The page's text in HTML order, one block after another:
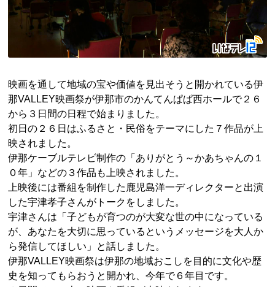
映画を通して地域の宝や価値を見出そうと開かれている伊
那VALLEY映画祭が伊那市のかんてんぱぱ西ホールで２６
から３日間の日程で始まりました。
初日の２６日はふるさと・民俗をテーマにした７作品が上
映されました。
伊那ケーブルテレビ制作の「ありがとう～かあちゃんの１
０年」などの３作品も上映されました。
上映後には番組を制作した 鹿児島洋一ディレクターと出演
した宇津孝子さんがトークをしました。
宇津さんは「子どもが育つのが大変な世の中になっている
が、あなたを大切に思っているというメッセージを大人か
ら発信してほしい」と話しました。
伊那VALLEY映画祭は伊那の地域おこしを目的に文化や歴
史を知ってもらおうと開かれ、今年で６年目です。